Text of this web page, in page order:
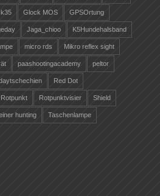
Glock MOS GPSOrtung
Jaga_chioo K5Hundehalsband
micro rds Mikro reflex sight
paashootingacademy peltor
Red Dot
Rotpunkt Rotpunktvisier Shield
hunting Taschenlampe